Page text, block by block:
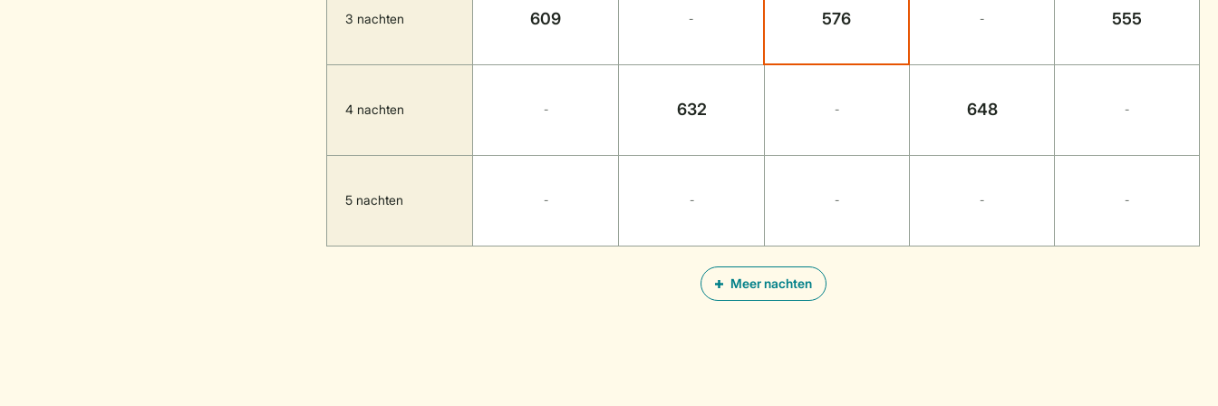
Meer nachten
3 nachten 609 - 576 - 555
4 nachten - 632 - 648 -
5 nachten - - - - -